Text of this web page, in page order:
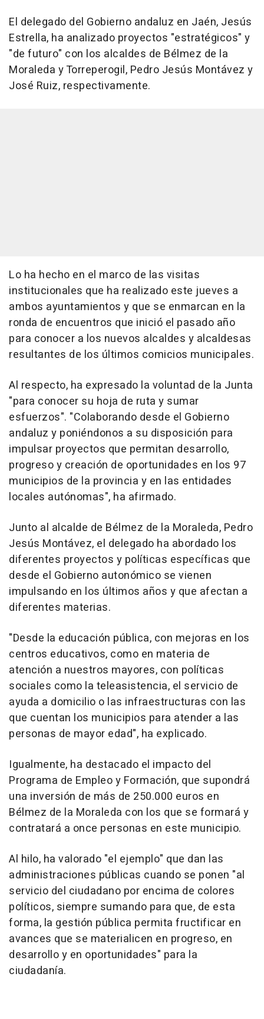
El delegado del Gobierno andaluz en Jaén, Jesús
Estrella, ha analizado proyectos "estratégicos" y
"de futuro" con los alcaldes de Bélmez de la
Moraleda y Torreperogil, Pedro Jesús Montávez y
José Ruiz, respectivamente.
Lo ha hecho en el marco de las visitas
institucionales que ha realizado este jueves a
ambos ayuntamientos y que se enmarcan en la
ronda de encuentros que inició el pasado año
para conocer a los nuevos alcaldes y alcaldesas
resultantes de los últimos comicios municipales.
Al respecto, ha expresado la voluntad de la Junta
"para conocer su hoja de ruta y sumar
esfuerzos". "Colaborando desde el Gobierno
andaluz y poniéndonos a su disposición para
impulsar proyectos que permitan desarrollo,
progreso y creación de oportunidades en los 97
municipios de la provincia y en las entidades
locales autónomas", ha afirmado.
Junto al alcalde de Bélmez de la Moraleda, Pedro
Jesús Montávez, el delegado ha abordado los
diferentes proyectos y políticas específicas que
desde el Gobierno autonómico se vienen
impulsando en los últimos años y que afectan a
diferentes materias.
"Desde la educación pública, con mejoras en los
centros educativos, como en materia de
atención a nuestros mayores, con políticas
sociales como la teleasistencia, el servicio de
ayuda a domicilio o las infraestructuras con las
que cuentan los municipios para atender a las
personas de mayor edad", ha explicado.
Igualmente, ha destacado el impacto del
Programa de Empleo y Formación, que supondrá
una inversión de más de 250.000 euros en
Bélmez de la Moraleda con los que se formará y
contratará a once personas en este municipio.
Al hilo, ha valorado "el ejemplo" que dan las
administraciones públicas cuando se ponen "al
servicio del ciudadano por encima de colores
políticos, siempre sumando para que, de esta
forma, la gestión pública permita fructificar en
avances que se materialicen en progreso, en
desarrollo y en oportunidades" para la
ciudadanía.